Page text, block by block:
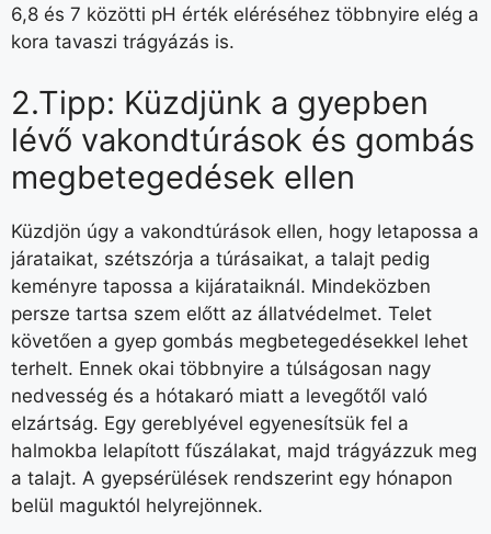
6,8 és 7 közötti pH érték eléréséhez többnyire elég a
kora tavaszi trágyázás is.
2.Tipp: Küzdjünk a gyepben
lévő vakondtúrások és gombás
megbetegedések ellen
Küzdjön úgy a vakondtúrások ellen, hogy letapossa a
járataikat, szétszórja a túrásaikat, a talajt pedig
keményre tapossa a kijárataiknál. Mindeközben
persze tartsa szem előtt az állatvédelmet. Telet
követően a gyep gombás megbetegedésekkel lehet
terhelt. Ennek okai többnyire a túlságosan nagy
nedvesség és a hótakaró miatt a levegőtől való
elzártság. Egy gereblyével egyenesítsük fel a
halmokba lelapított fűszálakat, majd trágyázzuk meg
a talajt. A gyepsérülések rendszerint egy hónapon
belül maguktól helyrejönnek.